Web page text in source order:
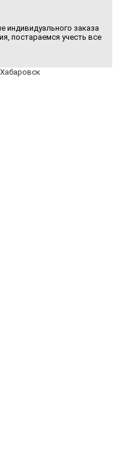
индивидуального заказа
постараемся учесть все